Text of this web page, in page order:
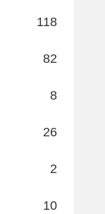
118
82
8
26
2
10